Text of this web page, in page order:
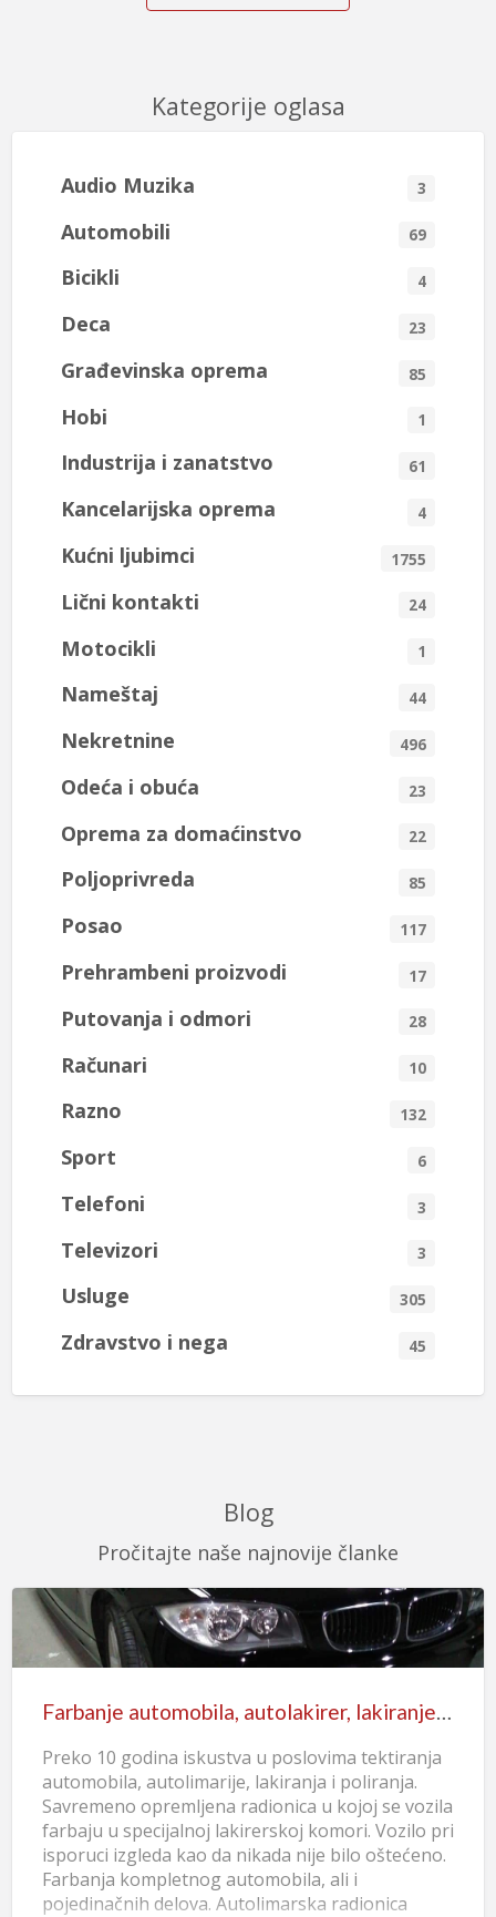
Kategorije oglasa
Audio Muzika 3
Automobili 69
Bicikli 4
Deca 23
Građevinska oprema 85
Hobi 1
Industrija i zanatstvo 61
Kancelarijska oprema 4
Kućni ljubimci 1755
Lični kontakti 24
Motocikli 1
Nameštaj 44
Nekretnine 496
Odeća i obuća 23
Oprema za domaćinstvo 22
Poljoprivreda 85
Posao 117
Prehrambeni proizvodi 17
Putovanja i odmori 28
Računari 10
Razno 132
Sport 6
Telefoni 3
Televizori 3
Usluge 305
Zdravstvo i nega 45
Blog
Pročitajte naše najnovije članke
Farbanje automobila, autolakirer, lakiranje i poliranje
Preko 10 godina iskustva u poslovima tektiranja
automobila, autolimarije, lakiranja i poliranja.
Savremeno opremljena radionica u kojoj se vozila
farbaju u specijalnoj lakirerskoj komori. Vozilo pri
isporuci izgleda kao da nikada nije bilo oštećeno.
Farbanja kompletnog automobila, ali i
pojedinačnih delova. Autolimarska radionica